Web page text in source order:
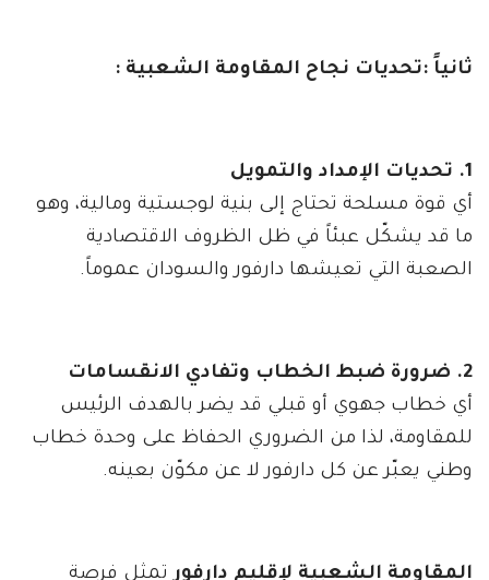
ثانياً :تحديات نجاح المقاومة الشعبية :
1. تحديات الإمداد والتمويل
أي قوة مسلحة تحتاج إلى بنية لوجستية ومالية، وهو
ما قد يشكّل عبئاً في ظل الظروف الاقتصادية
الصعبة التي تعيشها دارفور والسودان عموماً.
2. ضرورة ضبط الخطاب وتفادي الانقسامات
أي خطاب جهوي أو قبلي قد يضر بالهدف الرئيس
للمقاومة، لذا من الضروري الحفاظ على وحدة خطاب
وطني يعبّر عن كل دارفور لا عن مكوّن بعينه.
المقاومة الشعبية لإقليم دارفورتمثل فرصة